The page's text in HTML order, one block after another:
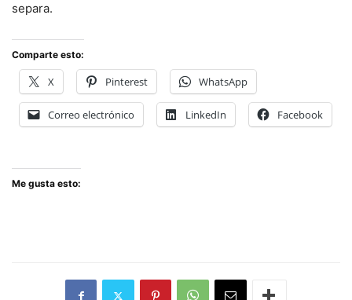
separa.
Comparte esto:
X Pinterest WhatsApp
Correo electrónico LinkedIn Facebook
Me gusta esto: